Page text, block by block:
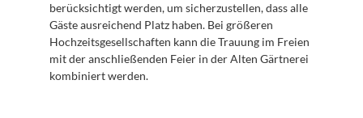
berücksichtigt werden, um sicherzustellen, dass alle
Gäste ausreichend Platz haben. Bei größeren
Hochzeitsgesellschaften kann die Trauung im Freien
mit der anschließenden Feier in der Alten Gärtnerei
kombiniert werden.